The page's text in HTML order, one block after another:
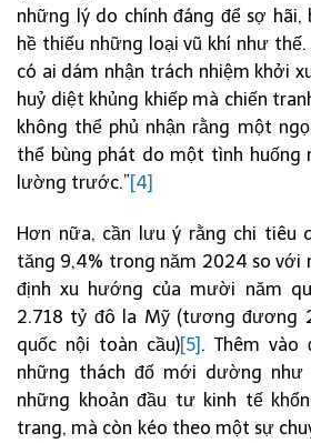
những lý do chính đáng để sợ hãi,
hề thiếu những loại vũ khí như
có ai dám nhận trách nhiệm khởi
huỷ diệt khủng khiếp mà chiến
không thể phủ nhận rằng một
thể bùng phát do một tình huống
lường trước.”[4]
Hơn nữa, cần lưu ý rằng chi tiêu
tăng 9,4% trong năm 2024 so với
định xu hướng của mười năm
2.718 tỷ đô la Mỹ (tương đương
quốc nội toàn cầu)[5] . Thêm vào
những thách đố mới dường như
những khoản đầu tư kinh tế
trang, mà còn kéo theo một sự